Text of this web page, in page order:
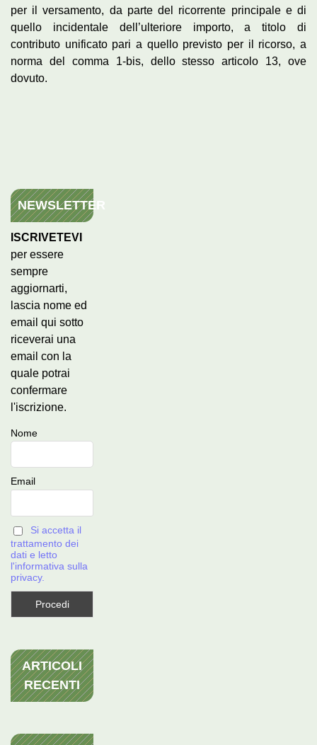
per il versamento, da parte del ricorrente principale e di
quello incidentale dell’ulteriore importo, a titolo di
contributo unificato pari a quello previsto per il ricorso, a
norma del comma 1-bis, dello stesso articolo 13, ove
dovuto.
NEWSLETTER
ISCRIVETEVI
per essere
sempre
aggiornarti,
lascia nome ed
email qui sotto
riceverai una
email con la
quale potrai
confermare
l'iscrizione.
Nome
Email
Si accetta il
trattamento dei
dati e letto
l'informativa sulla
privacy.
ARTICOLI
RECENTI